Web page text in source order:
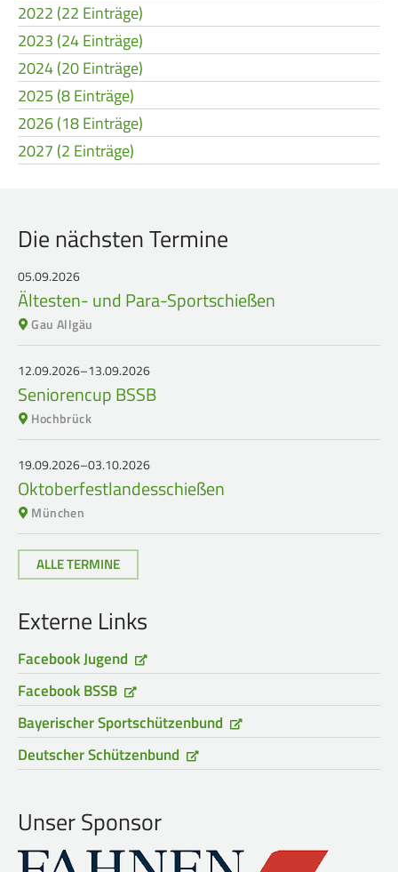
2022 (22 Einträge)
2023 (24 Einträge)
2024 (20 Einträge)
2025 (8 Einträge)
2026 (18 Einträge)
2027 (2 Einträge)
Die nächsten Termine
05.09.2026
Ältesten- und Para-Sportschießen
Gau Allgäu
12.09.2026–13.09.2026
Seniorencup BSSB
Hochbrück
19.09.2026–03.10.2026
Oktoberfestlandesschießen
München
ALLE TERMINE
Externe Links
Facebook Jugend
Facebook BSSB
Bayerischer Sportschützenbund
Deutscher Schützenbund
Unser Sponsor